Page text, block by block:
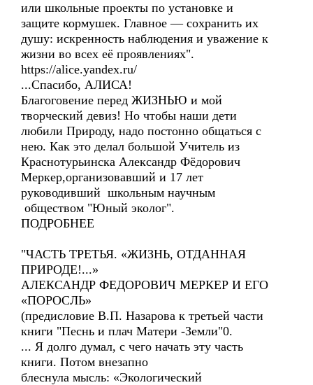
или школьные проекты по установке и
защите кормушек. Главное — сохранить их
душу: искренность наблюдения и уважение к
жизни во всех её проявлениях".
https://alice.yandex.ru/
...Спасибо, АЛИСА!
Благоговение перед ЖИЗНЬЮ и мой
творческий девиз! Но чтобы наши дети
любили Природу, надо постонно общаться с
нею. Как это делал большой Учитель из
Краснотурьинска Александр Фёдорович
Меркер,организовавший и 17 лет
руководивший школьным научным
обществом "Юный эколог".
ПОДРОБНЕЕ
"ЧАСТЬ ТРЕТЬЯ. «ЖИЗНЬ, ОТДАННАЯ
ПРИРОДЕ!...»
АЛЕКСАНДР ФЕДОРОВИЧ МЕРКЕР И ЕГО
«ПОРОСЛЬ»
(предисловие В.П. Назарова к третьей части
книги "Песнь и плач Матери -Земли"0.
... Я долго думал, с чего начать эту часть
книги. Потом внезапно
блеснула мысль: «Экологический